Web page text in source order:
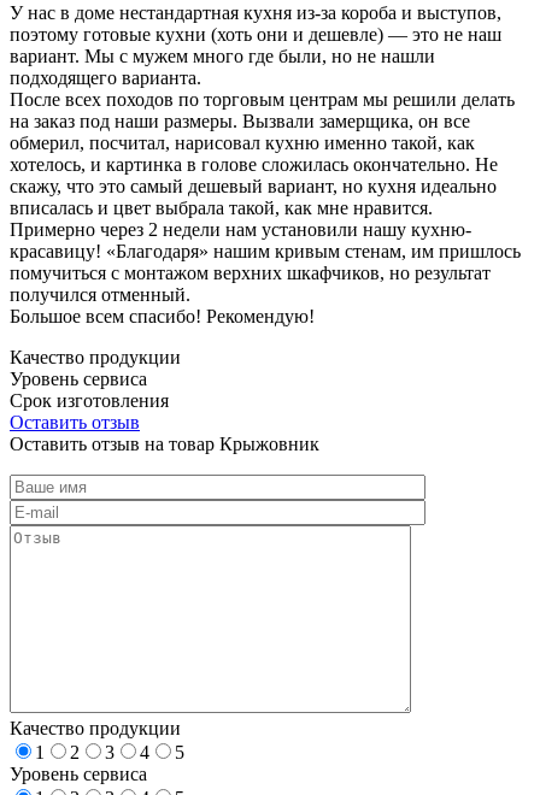
У нас в доме нестандартная кухня из-за короба и выступов,
поэтому готовые кухни (хоть они и дешевле) — это не наш
вариант. Мы с мужем много где были, но не нашли
подходящего варианта.
После всех походов по торговым центрам мы решили делать
на заказ под наши размеры. Вызвали замерщика, он все
обмерил, посчитал, нарисовал кухню именно такой, как
хотелось, и картинка в голове сложилась окончательно. Не
скажу, что это самый дешевый вариант, но кухня идеально
вписалась и цвет выбрала такой, как мне нравится.
Примерно через 2 недели нам установили нашу кухню-
красавицу! «Благодаря» нашим кривым стенам, им пришлось
помучиться с монтажом верхних шкафчиков, но результат
получился отменный.
Большое всем спасибо! Рекомендую!
Качество продукции
Уровень сервиса
Срок изготовления
Оставить отзыв
Оставить отзыв на товар Крыжовник
Качество продукции
1
2 3 4
5
Уровень сервиса